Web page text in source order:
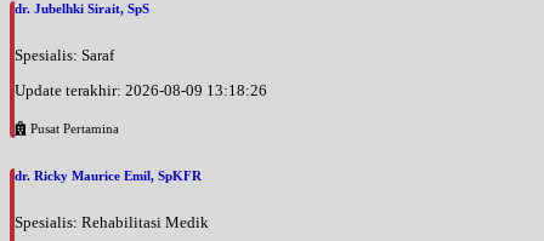
dr. Jubelhki Sirait, SpS
Spesialis: Saraf
Update terakhir: 2026-08-09 13:18:26
Pusat Pertamina
dr. Ricky Maurice Emil, SpKFR
Spesialis: Rehabilitasi Medik